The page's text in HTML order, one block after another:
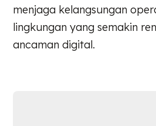
menjaga kelangsungan
lingkungan yang semakin
ancaman digital.